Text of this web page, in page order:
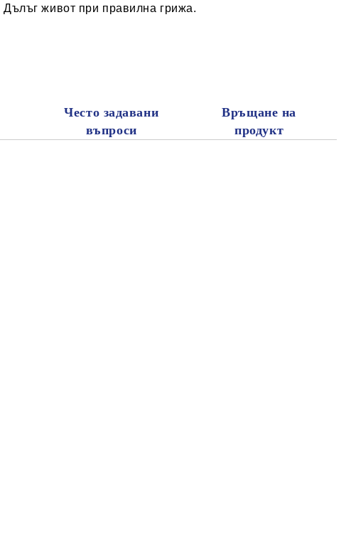
Дълъг живот при правилна грижа.
Често задавани
въпроси
Връщане на
продукт